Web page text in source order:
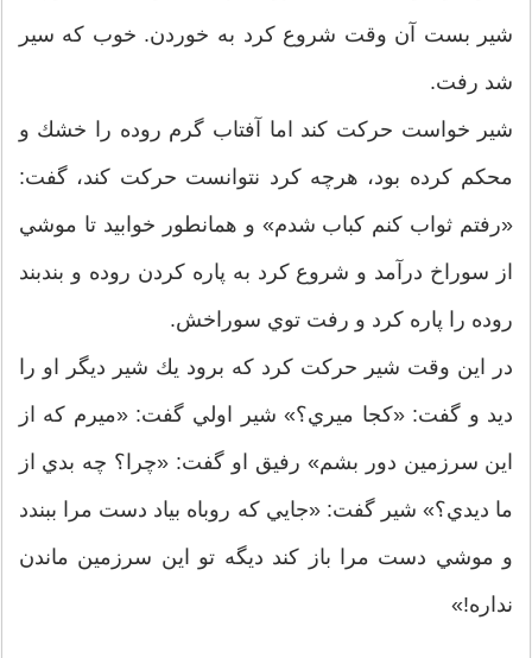
شير بست آن وقت شروع كرد به خوردن. خوب كه سير
شد رفت.
شير خواست حركت كند اما آفتاب گرم روده را خشك و
محكم كرده بود، هرچه كرد نتوانست حركت كند، گفت:
«رفتم ثواب كنم كباب شدم» و همانطور خوابيد تا موشي
از سوراخ درآمد و شروع كرد به پاره كردن روده و بندبند
روده را پاره كرد و رفت توي سوراخش.
در اين وقت شير حركت كرد كه برود يك شير ديگر او را
ديد و گفت: «كجا ميري؟» شير اولي گفت: «ميرم كه از
اين سرزمين دور بشم» رفيق او گفت: «چرا؟ چه بدي از
ما ديدي؟» شير گفت: «جايي كه روباه بياد دست مرا ببندد
و موشي دست مرا باز كند ديگه تو اين سرزمين ماندن
نداره!»